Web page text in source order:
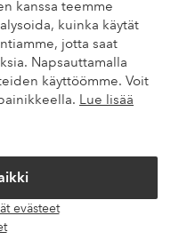
kanssa teemme
kuinka käytät
jotta saat
Napsauttamalla
käyttöömme. Voit
Lue lisää
evästeet
Maksutavat